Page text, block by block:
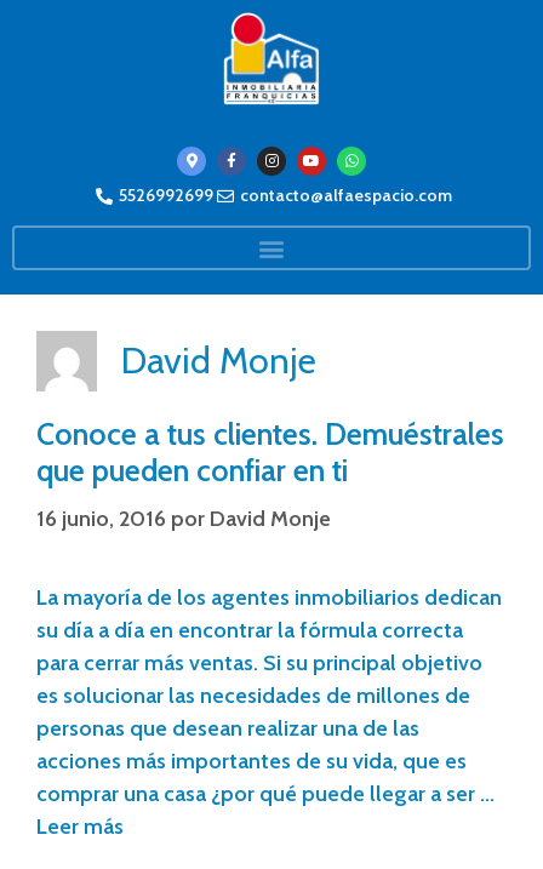
5526992699 contacto@alfaespacio.com
David Monje
Conoce a tus clientes. Demuéstrales
que pueden confiar en ti
16 junio, 2016 por David Monje
La mayoría de los agentes inmobiliarios dedican
su día a día en encontrar la fórmula correcta
para cerrar más ventas. Si su principal objetivo
es solucionar las necesidades de millones de
personas que desean realizar una de las
acciones más importantes de su vida, que es
comprar una casa ¿por qué puede llegar a ser …
Leer más